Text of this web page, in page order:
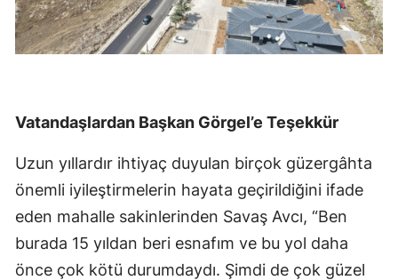
Vatandaşlardan Başkan Görgel’e Teşekkür
Uzun yıllardır ihtiyaç duyulan birçok güzergâhta
önemli iyileştirmelerin hayata geçirildiğini ifade
eden mahalle sakinlerinden Savaş Avcı, “Ben
burada 15 yıldan beri esnafım ve bu yol daha
önce çok kötü durumdaydı. Şimdi de çok güzel